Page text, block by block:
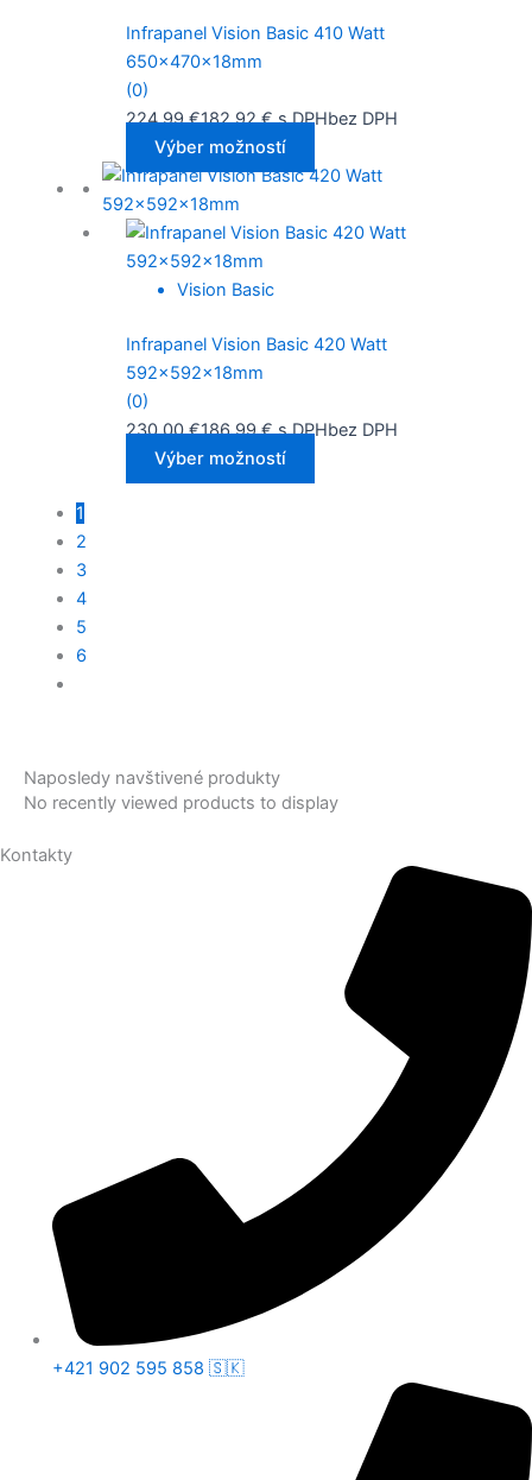
Infrapanel Vision Basic 410 Watt
650x470x18mm
(0)
224,99€182,92€ s DPHbez DPH
Výber možností
Vision Basic
Infrapanel Vision Basic 420 Watt
592x592x18mm
(0)
230,00€186,99€ s DPHbez DPH
Výber možností
1
2
3
4
5
6
Naposledy navštivené produkty
No recently viewed products to display
Kontakty
+421 902 595 858 🇸🇰